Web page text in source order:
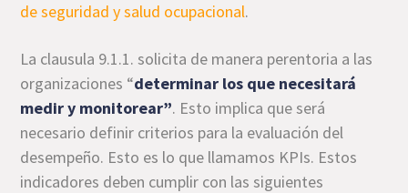
de seguridad y salud ocupacional.
La clausula 9.1.1. solicita de manera perentoria a las
organizaciones “determinar los que necesitará
medir y monitorear”. Esto implica que será
necesario definir criterios para la evaluación del
desempeño. Esto es lo que llamamos KPIs. Estos
indicadores deben cumplir con las siguientes